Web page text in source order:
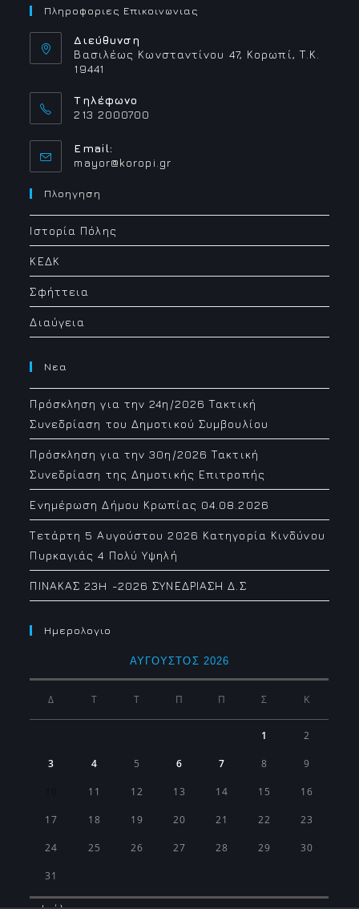
Πληροφοριες Επικοινωνιας
Διεύθυνση
Βασιλέως Κωνσταντίνου 47, Κορωπί, Τ.Κ.
19441
Τηλέφωνο
213 2000700
Email:
mayor@koropi.grOpens
Πλοηγηση
Ιστορία Πόλης
ΚΕΔΚ
Σφήττεια
Διαύγεια
Νεα
Πρόσκληση για την 24η/2026 Τακτική
Συνεδρίαση του Δημοτικού Συμβουλίου
Πρόσκληση για την 30η/2026 Τακτική
Συνεδρίαση της Δημοτικής Επιτροπής
Ενημέρωση Δήμου Κρωπίας 04.08.2026
Τετάρτη 5 Αυγούστου 2026 Κατηγορία Κινδύνου
Πυρκαγιάς 4 Πολύ Υψηλή
ΠΙΝΑΚΑΣ 23H -2026 ΣΥΝΕΔΡΙΑΣΗ Δ.Σ
Ημερολογιο
ΑΎΓΟΥΣΤΟΣ 2026
Δ Τ Τ Π Π Σ Κ
1 2
3 4 5 6 7 8 9
11 12 13 14 15 16
17 18 19 20 21 22 23
24 25 26 27 28 29 30
31